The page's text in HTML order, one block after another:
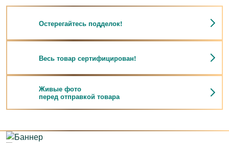
Остерегайтесь подделок!
Весь товар сертифицирован!
Живые фото
перед отправкой товара